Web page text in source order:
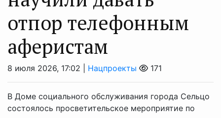
отпор телефонным
аферистам
8 июля 2026, 17:02 | Нацпроекты 171
В Доме социального обслуживания города Сельцо
состоялось просветительское мероприятие по